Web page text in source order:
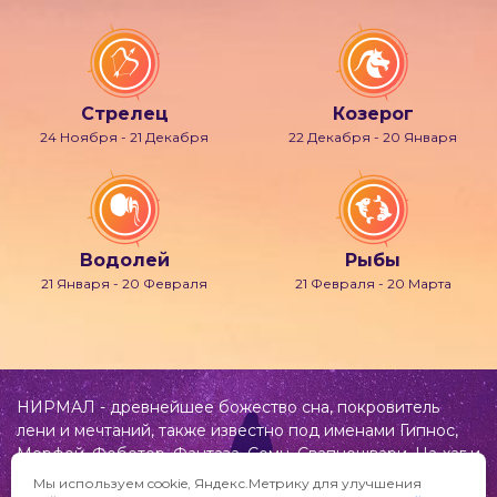
Стрелец
24 Ноября - 21 Декабря
Козерог
22 Декабря - 20 Января
Водолей
21 Января - 20 Февраля
Рыбы
21 Февраля - 20 Марта
НИРМАЛ - древнейшее божество сна, покровитель
лени и мечтаний, также известно под именами Гипнос,
Морфей, Фобетор, Фантаза, Сомн, Свапнещвари, На-хаг и
др.Мы используем cookie, Яндекс.Метрику для улучшения